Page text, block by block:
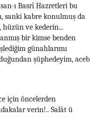
ı Basrî Hazretleri bu
sanki kabre konulmuş da
hüzün ve kederin...
bir kimse benden
günahlarımı
şüphedeyim, aceb
için öncelerden
verin!.. Salât ü